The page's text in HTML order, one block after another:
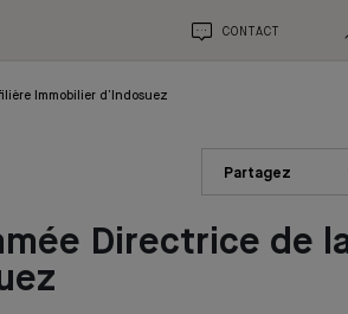
CONTACT
Immobilier d’Indosuez
Partagez
Directrice de